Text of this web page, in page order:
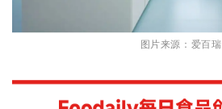
图片来源：爱百瑞